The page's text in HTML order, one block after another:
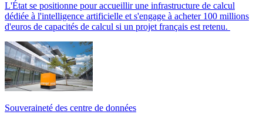
L'État se positionne pour accueillir une infrastructure de calcul
dédiée à l'intelligence artificielle et s'engage à acheter 100 millions
d'euros de capacités de calcul si un projet français est retenu.
Souveraineté des centre de données